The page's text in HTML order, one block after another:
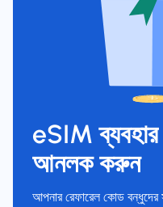
eSIM ব্যবহার
আনলক করুন
আপনার রেফারেল কোড বন্ধুদের